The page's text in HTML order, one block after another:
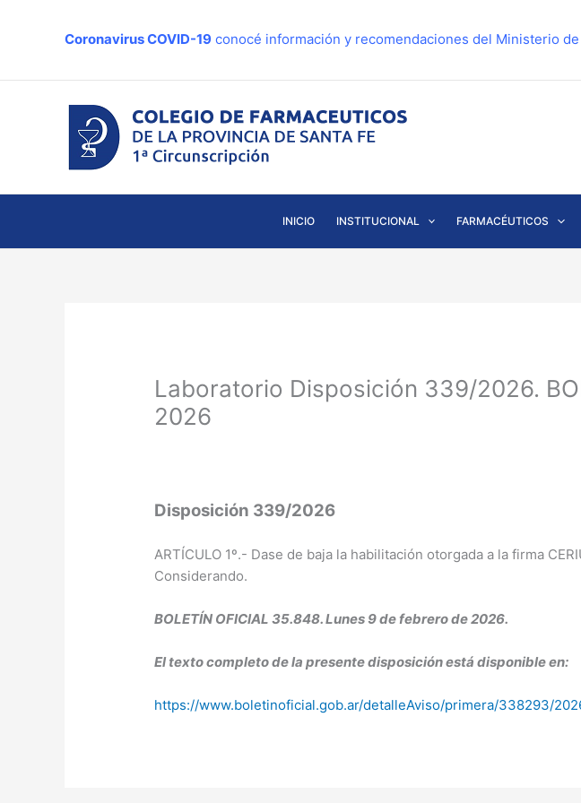
Coronavirus COVID-19 conocé información y recomendaciones del Ministerio de
INICIO INSTITUCIONAL FARMACÉUTICOS
Laboratorio Disposición 339/2026.
2026
Disposición 339/2026
ARTÍCULO 1º.- Dase de baja la habilitación otorgada a la firma
Considerando.
BOLETÍN OFICIAL 35.848. Lunes 9 de febrero de 2026.
El texto completo de la presente disposición está disponible en:
https://www.boletinoficial.gob.ar/detalleAviso/primera/338293/